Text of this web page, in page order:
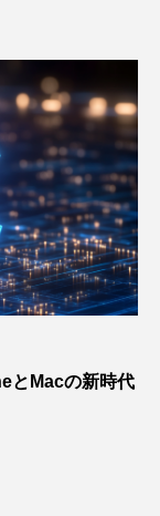
とMacの新時代